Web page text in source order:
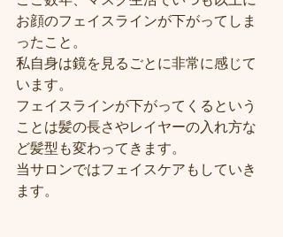
お顔のフェイスラインが下がってしま
ったこと。
私自身は鏡を見るごとに非常に感じて
います。
フェイスラインが下がってくるという
ことは髪の長さやレイヤーの入れ方な
ど髪型も変わってきます。
当サロンではフェイスケアもしていき
ます。